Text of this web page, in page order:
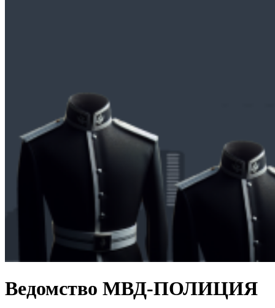
Ведомство МВД-ПОЛИЦИЯ